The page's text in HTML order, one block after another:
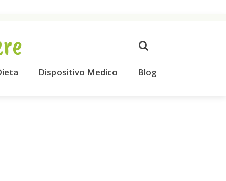
Dispositivo Medico Blog